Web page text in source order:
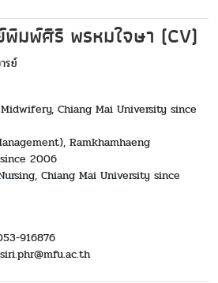
พิมพ์ศิริ พรหมใจษา (CV)
รย์
Chiang Mai University since
Ramkhamhaeng
2006
Chiang Mai University since
916876